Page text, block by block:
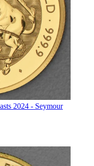
2024 - Seymour